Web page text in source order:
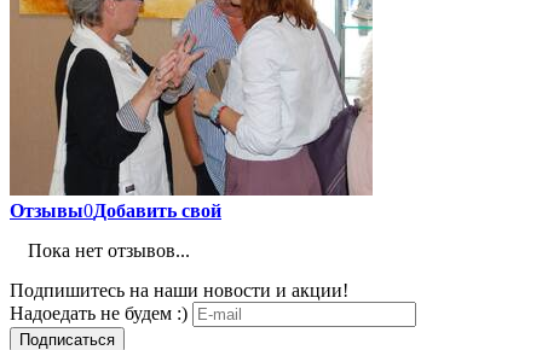
Отзывы0Добавить свой
Пока нет отзывов...
Подпишитесь на наши новости и акции!
Надоедать не будем :)
Подписаться